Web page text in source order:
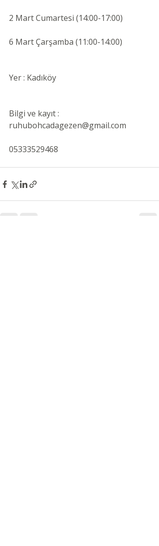
2 Mart Cumartesi (14:00-17:00)
6 Mart Çarşamba (11:00-14:00)
Yer : Kadıköy
Bilgi ve kayıt :
ruhubohcadagezen@gmail.com
05333529468